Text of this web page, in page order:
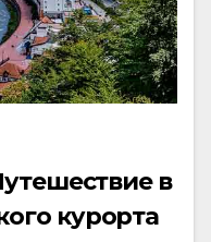
в
курорта